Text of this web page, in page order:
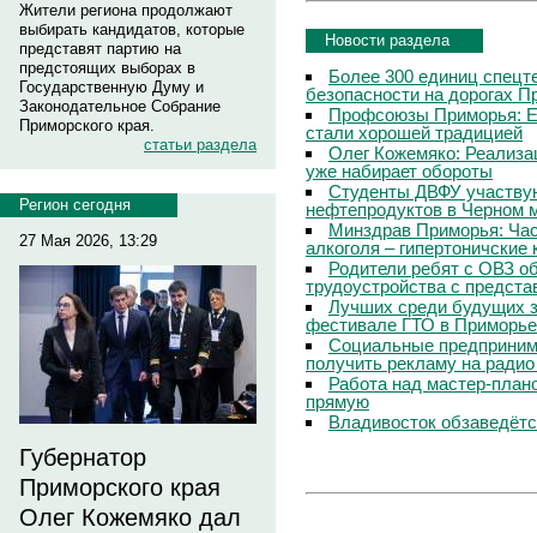
Жители региона продолжают
выбирать кандидатов, которые
представят партию на
предстоящих выборах в
Государственную Думу и
Законодательное Собрание
Приморского края.
статьи раздела
Регион сегодня
27 Мая 2026, 13:29
Губернатор
Приморского края
Олег Кожемяко дал
Новости раздела
Более 300 единиц
безопасности на дорогах
Профсоюзы Приморья:
стали хорошей традицией
Олег Кожемяко:
уже набирает обороты
Студенты ДВФУ
нефтепродуктов в Черном
Минздрав Приморья:
алкоголя –
Родители ребят с ОВЗ
трудоустройства с
Лучших среди будущих
фестивале ГТО в Приморье
Социальные
получить рекламу на
Работа над мастер-
прямую
Владивосток